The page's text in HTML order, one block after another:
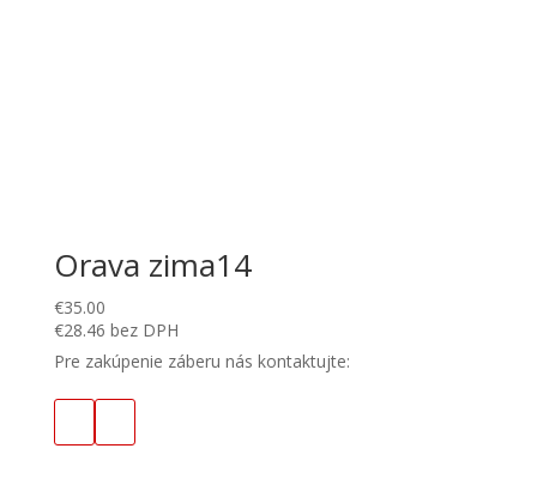
Orava zima14
€35.00
€28.46 bez DPH
Pre zakúpenie záberu nás kontaktujte: